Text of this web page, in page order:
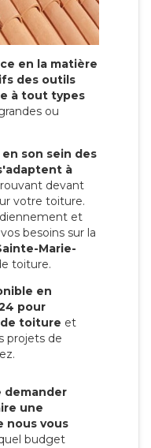
en la matière
des outils
à tout types
ou
son sein des
à
devant
votre toiture.
et
besoins sur la
Marie-
toiture.
en
pour
toiture et
projets de
demander
une
nous vous
budget